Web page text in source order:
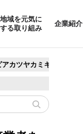
地域を元気に
する取り組み
企業紹介
アカツヤカミキリ